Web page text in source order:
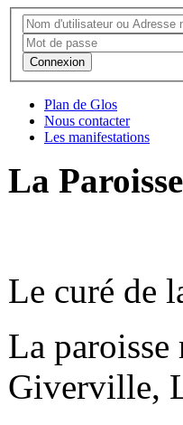
Connexion
Plan de Glos
Nous contacter
Les manifestations
La
Le curé de
La
Giverville,